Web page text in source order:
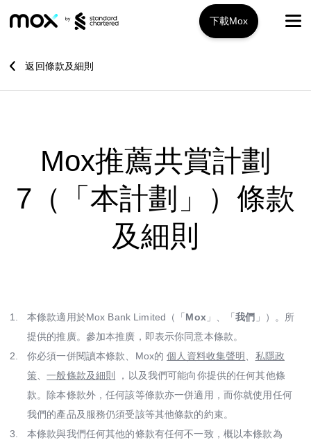
下載Mox
服務特色
Mox+
Mox信用卡
Mox Insure
精明信貸
「即時借」
推廣優惠
關於我們
返回條款及細則
Mox推薦共賞計劃
7（「本計劃」）條款
及細則
1. 本條款適用於Mox Bank Limited（「 Mox」、「我們 」）。所
提供的推廣。參加本推廣，即表示你同意本條款。
2.
你必須一併閱讀本條款、Mox的個人資料收集聲明
私隱政
策 、一般條款及細則
，以及我們可能向你提供的任何其他條
款。除本條款外，任何該等條款亦一併適用，而你就使用任何
我們的產品及服務仍須受該等其他條款的約束。
3.
本條款與我們任何其他的條款有任何不一致，概以本條款為